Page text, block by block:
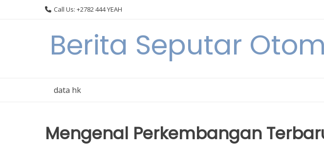
Call Us: +2782 444 YEAH
Berita Seputar
data hk
Mengenal Perkembangan